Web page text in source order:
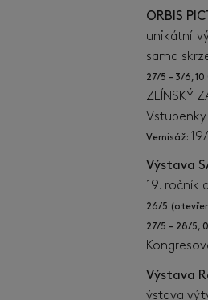
ORBIS
unikátní
sama
27/5 – 3/6,
ZLÍNSKÝ
Vernisáž:
Výstava
19. ročník
26/5
27/5 - 28/5,
Výstava
ýstava